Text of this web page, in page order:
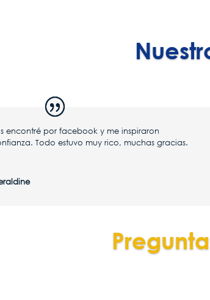
encontré por facebook y me inspiraron
Todo estuvo muy rico, muchas gracias.